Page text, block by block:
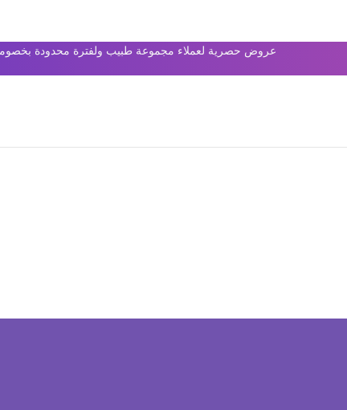
عروض حصرية لعملاء مجموعة طبيب ولفترة محدودة بخصومات